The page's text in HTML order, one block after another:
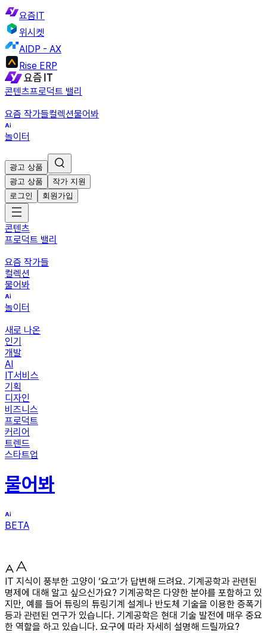
요즘IT
위시켓
AIDP - AX
Rise ERP
콘텐츠프로덕트 밸리
요즘 작가들컬렉션물어봐
놀이터
광고 상품
광고 상품
작가 지원
로그인
회원가입
콘텐츠
프로덕트 밸리
요즘 작가들
컬렉션
물어봐
놀이터
새로 나온
인기
개발
AI
IT서비스
기획
디자인
비즈니스
프로덕트
커리어
트렌드
스타트업
물어봐
BETA
IT 지식이 풍부한 고양이 ‘요고’가 답변해 드려요. 기계공학과 관련된
명제에 대해 알고 싶으신가요? 기계공학은 다양한 분야를 포함하고 있
지만, 예를 들어 튜링의 튜링기계 설계나 반도체 기술을 이용한 증폭기
등과 관련된 연구가 있습니다. 기계공학은 현대 기술 발전에 매우 중요
한 역할을 하고 있습니다. 요구에 따라 자세히 설명해 드릴까요?